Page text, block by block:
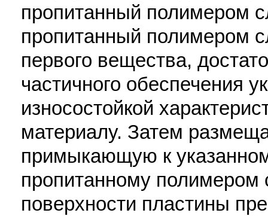
пропитанный полимером
пропитанный полимером
первого вещества,
частичного обеспечения
износостойкой
материалу. Затем
примыкающую к
пропитанному полимером
поверхности пластины